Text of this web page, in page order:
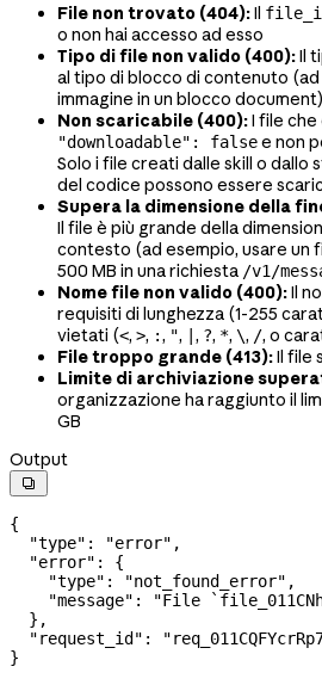
File non trovato (404):Il
o non hai accesso ad esso
Tipo di file non valido (400):Il
al tipo di blocco di contenuto
immagine in un blocco document)
Non scaricabile (400):I file che
"downloadable": falsee non
Solo i file creati dalle skill o dallo
del codice possono essere
Supera la dimensione della
Il file è più grande della
contesto (ad esempio, usare un
500 MB in una richiesta /v1/
Nome file non valido (400):Il
requisiti di lunghezza (1-255
vietati (<, >, :, ", , ?, *, \, /, o
File troppo grande (413):Il file
Limite di archiviazione
organizzazione ha raggiunto il
GB
Output

{
  "type"
: "error" ,
  "error"
: {
    "type"
: "not_found_error" ,
    "message"
:
"File
  },
  "request_id"
:
}